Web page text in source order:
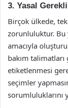
3. Yasal
Birçok ülkede,
zorunluluktur. Bu
amacıyla
bakım
etiketlenmesi
seçimler
sorumluluklarını